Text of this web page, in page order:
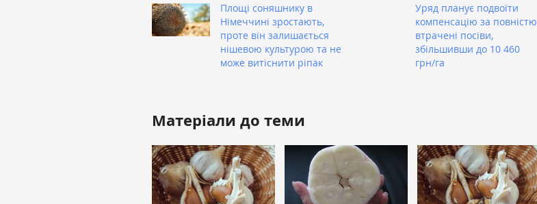
Площі соняшнику в
Німеччині зростають,
проте він залишається
нішевою культурою та не
може витіснити ріпак
Уряд планує подвоїти
компенсацію за повністю
втрачені посіви,
збільшивши до 10 460
грн/га
Матеріали до теми